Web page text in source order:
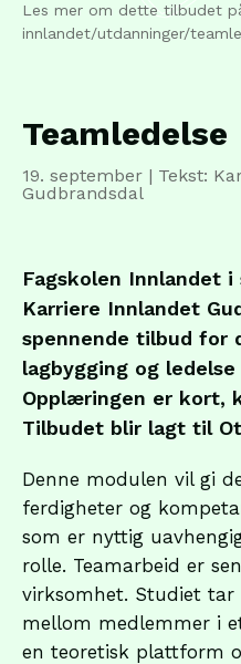
Les mer om dette tilbudet
innlandet/utdanninger/
Teamledelse
19. september | Tekst:
Gudbrandsdal
Fagskolen Innlandet i
Karriere Innlandet
spennende tilbud for
lagbygging og
Opplæringen er kort,
Tilbudet blir lagt til
Denne modulen vil gi
ferdigheter og
som er nyttig
rolle. Teamarbeid er
virksomhet. Studiet tar
mellom medlemmer i
en teoretisk plattform